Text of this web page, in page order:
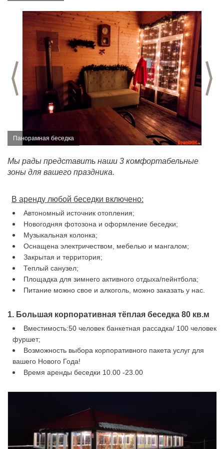
Предыдущий слайд
Панорамная беседка
Мы рады представить наши 3 комфортабельные
зоны для вашего праздника.
В аренду любой беседки включено:
Автономный источник отопления;
Новогодняя фотозона и оформление беседки;
Музыкальная колонка;
Оснащена электричеством, мебелью и мангалом;
Закрытая и территория;
Теплый санузел;
Площадка для зимнего активного отдыха/пейнтбола;
Питание можно свое и алкоголь, можно заказать у нас.
1. Большая корпоративная тёплая беседка 80 кв.м
Вместимость:50 человек банкетная рассадка/ 100 человек
фуршет;
Возможность выбора корпоративного пакета услуг для
вашего Нового Года!
Время аренды беседки 10.00 -23.00